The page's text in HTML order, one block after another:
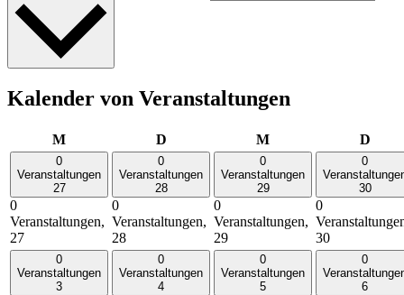
Kalender von Veranstaltungen
MMontag DDienstag MMittwoch D
0
Veranstaltungen
27
0
Veranstaltungen,
27
0
Veranstaltungen
28
0
Veranstaltungen,
28
0
Veranstaltungen
29
0
Veranstaltungen,
29
0
30
0
30
0
Veranstaltungen
3
0
Veranstaltungen
4
0
Veranstaltungen
5
0
6